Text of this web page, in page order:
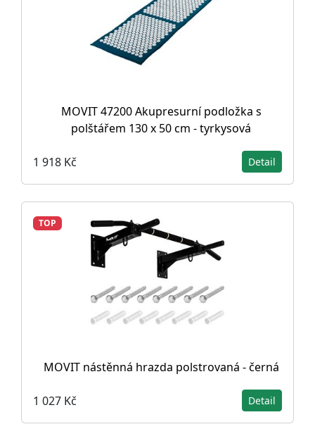
MOVIT 47200 Akupresurní podložka s
polštářem 130 x 50 cm - tyrkysová
1 918 Kč Detail
TOP
MOVIT nástěnná hrazda polstrovaná - černá
1 027 Kč Detail